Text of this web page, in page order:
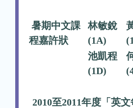
暑期中文課
程嘉許狀
林敏銳
(1A)
池凱程
(1D)
2010至2011年度「英